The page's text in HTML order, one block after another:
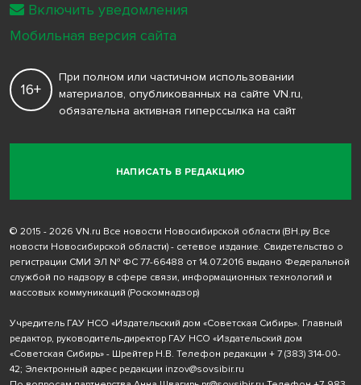
НАПИСАТЬ В РЕДАКЦИЮ
16+
При полном или частичном использовании
материалов, опубликованных на сайте VN.ru,
обязательна активная гиперссылка на сайт
© 2015 - 2026 VN.ru Все новости Новосибирской области (ВН.ру Все
новости Новосибирской области) - сетевое издание. Свидетельство о
регистрации СМИ ЭЛ № ФС 77-66488 от 14.07.2016 выдано Федеральной
службой по надзору в сфере связи, информационных технологий и
массовых коммуникаций (Роскомнадзор)
Учредитель ГАУ НСО «Издательский дом «Советская Сибирь». Главный
редактор, руководитель-директор ГАУ НСО «Издательский дом
«Советская Сибирь» - Шрейтер Н.В. Телефон редакции + 7 (383) 314-00-
42; Электронный адрес редакции inzov@sovsibir.ru
Включить уведомления
Мобильная версия сайта